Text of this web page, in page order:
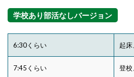
学校あり部活なしバージョン
6:30くらい 起
7:45くらい 登校